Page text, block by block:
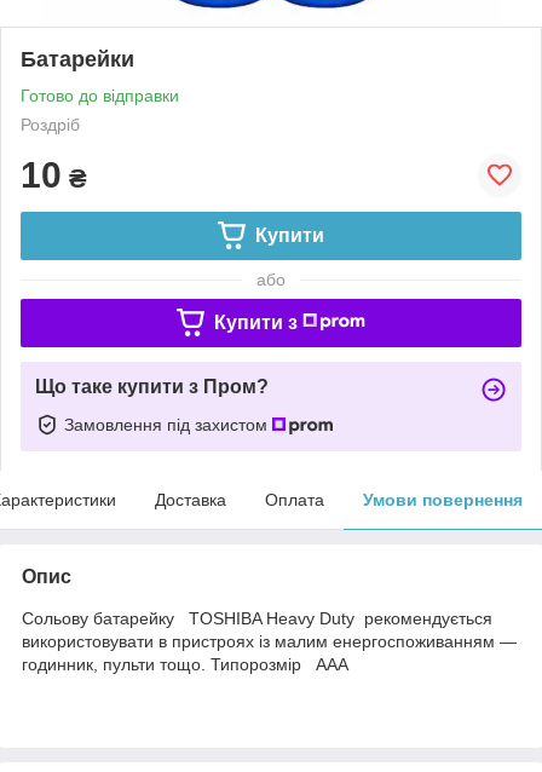
Батарейки
Готово до відправки
Роздріб
10 ₴
Купити
або
Купити з
Що таке купити з Пром?
Замовлення під захистом
Доставка Оплата Умови повернення
Опис
Сольову батарейку TOSHIBA Heavy Duty рекомендується
використовувати в пристроях із малим енергоспоживанням —
годинник, пульти тощо. Типорозмір AAА